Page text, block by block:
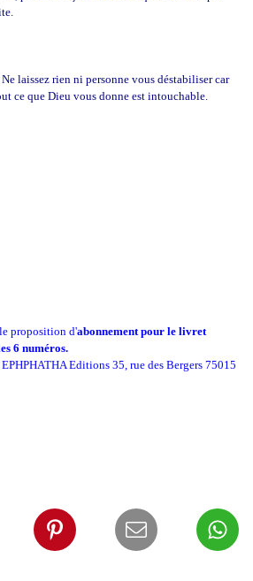
laissez rien ni personne vous déstabiliser car
ce que Dieu vous donne est intouchable.
proposition d'abonnement pour le livret
6 numéros.
Editions 35, rue des Bergers 75015